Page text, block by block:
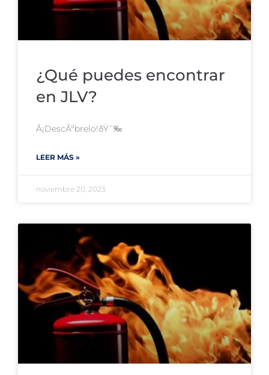
¿Qué puedes encontrar
en JLV?
Â¡DescÃºbrelo!ðŸ˜‰
LEER MÁS »
noviembre 20, 2023